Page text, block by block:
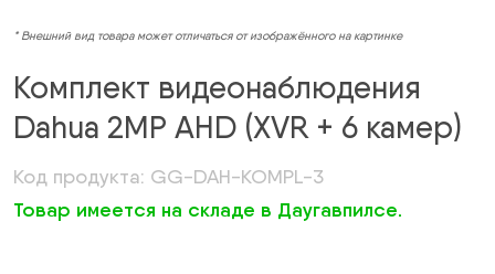
* Внешний вид товара может отличаться от изображённого на картинке
Комплект видеонаблюдения
Dahua 2MP AHD (XVR + 6 камер)
Код продукта: GG-DAH-KOMPL-3
Товар имеется на складе в Даугавпилсе.